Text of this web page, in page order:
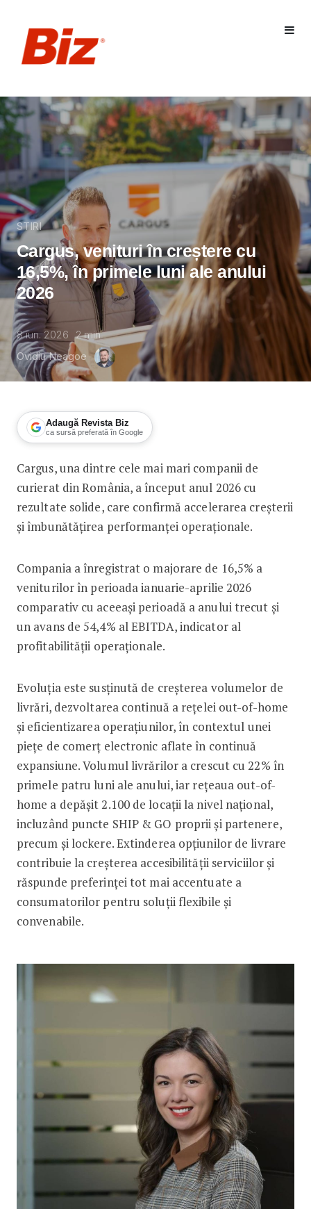
STIRI
Cargus, venituri în creștere cu
16,5%, în primele luni ale anului
2026
8 iun. 2026 2min
Ovidiu Neagoe
Adaugă Revista Biz
ca sursă preferată în Google
Cargus, venituri în creștere cu
Cargus, una dintre cele mai mari companii de
curierat din România, a început anul 2026 cu
rezultate solide, care confirmă accelerarea creșterii
și îmbunătățirea performanței operaționale.
Compania a înregistrat o majorare de 16,5% a
veniturilor în perioada ianuarie-aprilie 2026
comparativ cu aceeași perioadă a anului trecut și
un avans de 54,4% al EBITDA, indicator al
profitabilității operaționale.
Evoluția este susținută de creșterea volumelor de
livrări, dezvoltarea continuă a rețelei out-of-home
și eficientizarea operațiunilor, în contextul unei
piețe de comerț electronic aflate în continuă
expansiune. Volumul livrărilor a crescut cu 22% în
primele patru luni ale anului, iar rețeaua out-of-
home a depășit 2.100 de locații la nivel național,
incluzând puncte SHIP & GO proprii și partenere,
precum și lockere. Extinderea opțiunilor de livrare
contribuie la creșterea accesibilității serviciilor și
răspunde preferinței tot mai accentuate a
consumatorilor pentru soluții flexibile și
convenabile.